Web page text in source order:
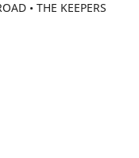
• THE KEEPERS